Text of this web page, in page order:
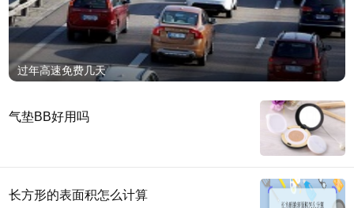
过年高速免费几天
气垫BB好用吗
长方形的表面积怎么计算